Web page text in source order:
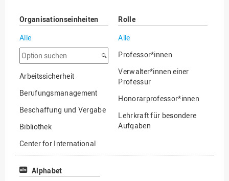
Organisationseinheiten
Alle
Option
suchen
Arbeitssicherheit
Berufungsmanagement
Beschaffung und Vergabe
Bibliothek
Center for International
Mobility
Center for International
Rolle
Alle
Professor*innen
Verwalter*innen einer
Professur
Honorarprofessor*innen
Lehrkraft für besondere
Aufgaben
Alphabet